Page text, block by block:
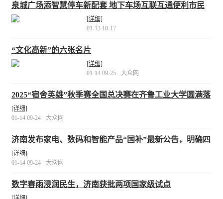
泉城广场添智慧停车新配套 地下车场互联互通便利市民
出行
[详细]
01-13 10-17
“文化高新”的六张名片
[详细]
01-14 09-25
大众网
2025“宿舍英雄”秋季赛全国总决赛在齐鲁工业大学圆满落
幕
[详细]
01-14 09-24
大众网
济南发布家电、数码和智能产品“国补”最新公告，明确四
个电商平台可申领补贴资格
[详细]
01-14 09-24
大众网
数字春雨浸润民生，济南获批两项国家级试点